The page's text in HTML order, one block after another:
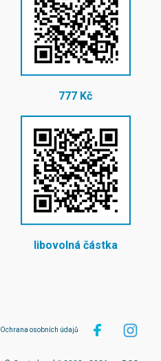
777 Kč
libovolná částka
Ochrana osobních údajů